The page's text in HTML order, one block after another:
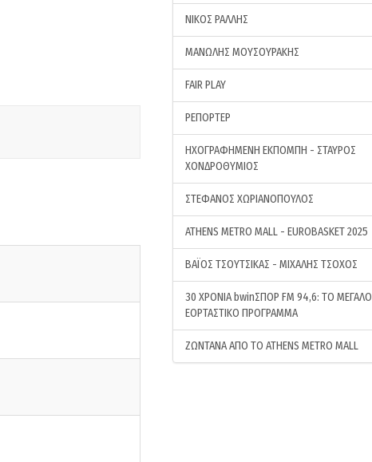
ΝΙΚΟΣ ΡΑΛΛΗΣ
ΜΑΝΩΛΗΣ ΜΟΥΣΟΥΡΑΚΗΣ
FAIR PLAY
ΡΕΠΟΡΤΕΡ
ΗΧΟΓΡΑΦΗΜΕΝΗ ΕΚΠΟΜΠΗ - ΣΤΑΥΡΟΣ
ΧΟΝΔΡΟΘΥΜΙΟΣ
ΣΤΕΦΑΝΟΣ ΧΩΡΙΑΝΟΠΟΥΛΟΣ
ATHENS METRO MALL - EUROBASKET 2025
ΒΑΪΟΣ ΤΣΟΥΤΣΙΚΑΣ - ΜΙΧΑΛΗΣ ΤΣΟΧΟΣ
30 ΧΡΟΝΙΑ bwinΣΠΟΡ FM 94,6: ΤΟ ΜΕΓΑΛΟ
ΕΟΡΤΑΣΤΙΚΟ ΠΡΟΓΡΑΜΜΑ
ΖΩΝΤΑΝΑ ΑΠΟ ΤΟ ATHENS METRO MALL